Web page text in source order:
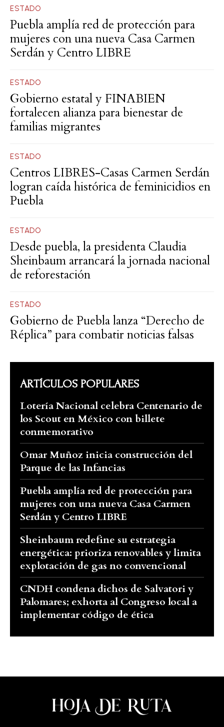
ESTADO
Puebla amplía red de protección para
mujeres con una nueva Casa Carmen
Serdán y Centro LIBRE
ESTADO
Gobierno estatal y FINABIEN
fortalecen alianza para bienestar de
familias migrantes
ESTADO
Centros LIBRES-Casas Carmen Serdán
logran caída histórica de feminicidios en
Puebla
ESTADO
Desde puebla, la presidenta Claudia
Sheinbaum arrancará la jornada nacional
de reforestación
ESTADO
Gobierno de Puebla lanza “Derecho de
Réplica” para combatir noticias falsas
ARTÍCULOS POPULARES
Lotería Nacional celebra Centenario de
los Scout en México con billete
conmemorativo
Omar Muñoz inicia construcción del
Parque de las Infancias
Puebla amplía red de protección para
mujeres con una nueva Casa Carmen
Serdán y Centro LIBRE
Sheinbaum redefine su estrategia
energética: prioriza renovables y limita
explotación de gas no convencional
CNDH condena dichos de Salvatori y
Palomares; exhorta al Congreso local a
implementar código de ética